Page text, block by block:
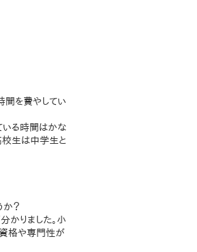
間を費やしてい
いる時間はかな
校生は中学生と
？
かりました。小
格や専門性が